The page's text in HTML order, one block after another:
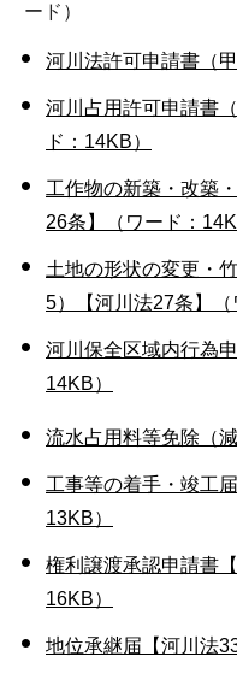
ード）
河川法許可申請書（
河川占用許可申請書
ド：14KB）
工作物の新築・改築
26条】（ワード：
土地の形状の変更・
5）【河川法27条】（
河川保全区域内行為
14KB）
流水占用料等免除（
工事等の着手・竣工
13KB）
権利譲渡承認申請書
16KB）
地位承継届【河川法